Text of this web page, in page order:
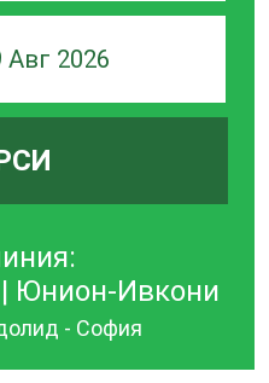
Авг 2026
Юнион-Ивкони
- София